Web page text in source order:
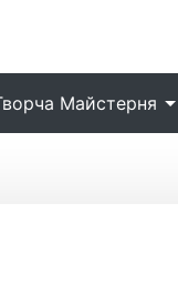
Майстерня